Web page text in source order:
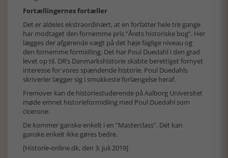
Fortællingernes fortæller
Det er aldeles ekstraordinært, at en forfatter hele tre gange
har modtaget den fornemme pris ”Årets historiske bog”. Her
lægges der afgørende vægt på det høje faglige niveau og
den fornemme formidling. Det har Poul Duedahl i den grad
levet op til. DR’s Danmarkshistorie skabte berettiget fornyet
interesse for vores spændende historie. Poul Duedahls
skriverier lægger sig i smukkeste forlængelse heraf.
Fremover kan de historiestuderende på Aalborg Universitet
møde emnet historieformidling med Poul Duedahl som
cicerone.
De kommer ganske enkelt i en ”Masterclass”. Det kan
ganske enkelt ikke gøres bedre.
[Historie-online.dk, den 3. juli 2019]